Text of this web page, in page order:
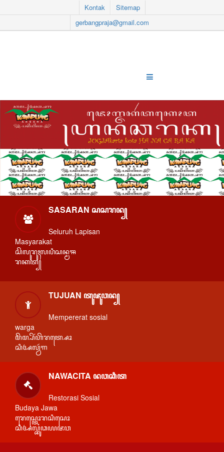
Kontak
Sitemap
gerbangpraja@gmail.com
SASARAN ꦱꦱꦫꦤ꧀
Seluruh Lapisan
Masyarakat
ꦱꦼꦭꦸꦫꦸꦃꦭꦥꦶꦱꦤ꧀ꦩꦯ
ꦫꦏꦠ꧀
TUJUAN ꦠꦸꦗꦸꦮꦤ꧀
Mempererat sosial
warga
ꦩꦼꦩ꧀ꦥꦼꦂꦲꦼꦫꦠ꧀ꦱꦺꦴ
ꦱꦶꦄꦭ꧀ꦮꦂꦒ
NAWACITA ꦤꦮꦕꦶꦠ
Restorasi Sosial
Budaya Jawa
ꦫꦺꦱ꧀ꦠꦺꦴꦫꦱꦶꦱꦺꦴ
ꦱꦶꦄꦭ꧀ꦧꦸꦣꦪꦗꦮ